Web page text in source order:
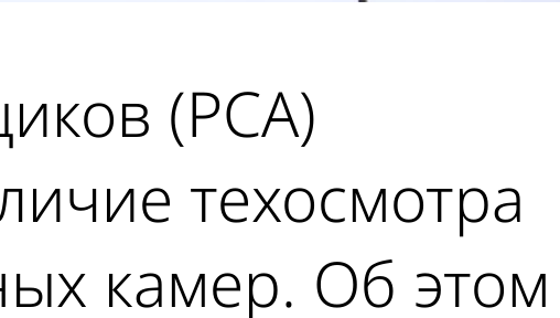
(РСА)
техосмотра
камер. Об этом